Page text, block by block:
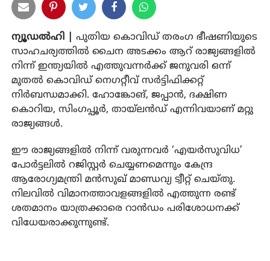
ന്യൂഡൽഹി |
പുതിയ കൊവിഡ് തരംഗ ഭീഷണിയുടെ
സാഹചര്യത്തിൽ ചൈന അടക്കം ആറ് രാജ്യങ്ങളിൽ
നിന്ന് ഇന്ത്യയിൽ എത്തുവന്നർക്ക് ജനുവരി ഒന്ന്
മുതൽ കൊവിഡ് നെഗറ്റീവ് സർട്ടിഫിക്കറ്റ്
നിർബന്ധമാക്കി. ഹോങ്കോങ്, ജപ്പാൻ, ദക്ഷിണ
കൊറിയ, സിംഗപ്പൂർ, തായ്‌ലൻഡ് എന്നിവയാണ് മറ്റു
രാജ്യങ്ങൾ.
ഈ രാജ്യങ്ങളിൽ നിന്ന് വരുന്നവർ ‘എയര്‍സുവിധ’
പോര്‍ട്ടലില്‍ റജിസ്റ്റര്‍ ചെയ്യണമെന്നും കേന്ദ്ര
ആരോഗ്യമന്ത്രി മൻസുഖ് മാണ്ഡവ്യ ട്വീറ്റ് ചെയ്തു.
നിലവിൽ വിമാനത്താവളങ്ങളിൽ എത്തുന്ന രണ്ട്
ശതമാനം യാത്രക്കാരെ റാൻഡം പരിശോധനക്ക്
വിധേയരാക്കുന്നുണ്ട്.